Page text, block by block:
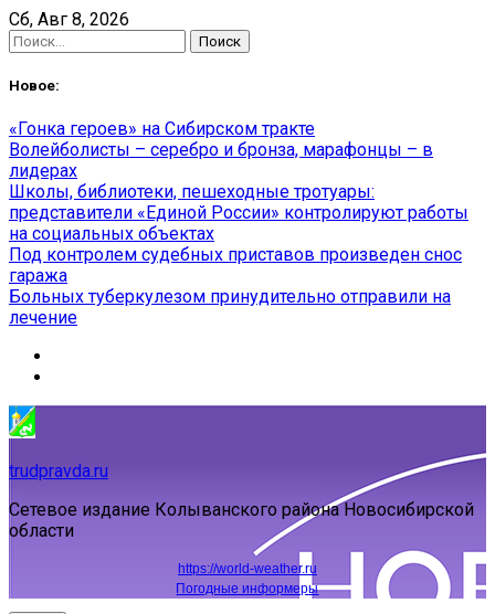
Skip
to
content
Сб, Авг 8, 2026
Найти:
Новое:
«Гонка героев» на Сибирском тракте
Волейболисты – серебро и бронза, марафонцы – в
лидерах
Школы, библиотеки, пешеходные тротуары:
представители «Единой России» контролируют работы
на социальных объектах
Под контролем судебных приставов произведен снос
гаража
Больных туберкулезом принудительно отправили на
лечение
trudpravda.ru
Сетевое издание Колыванского района Новосибирской
области
https://world-weather.ru
Погодные информеры